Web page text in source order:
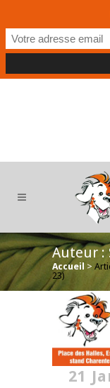
Auteur :
Accueil >
23)
21